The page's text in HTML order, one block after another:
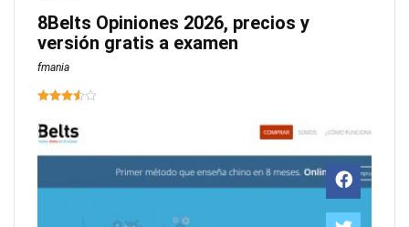
8Belts Opiniones 2026, precios y
versión gratis a examen
fmania